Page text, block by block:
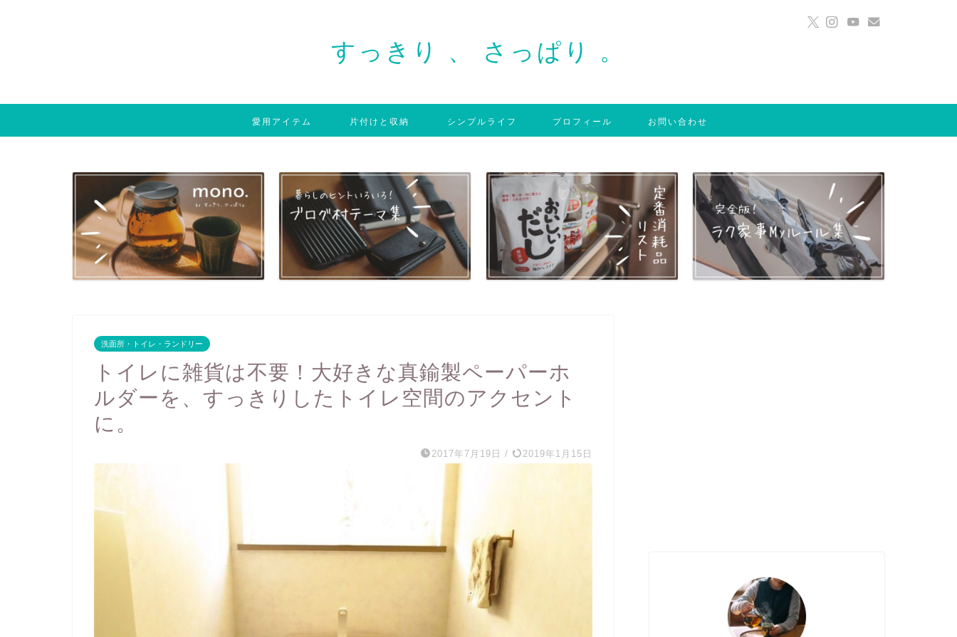
すっきり 、 さっぱり 。
愛用アイテム 片付けと収納 シンプルライフ プロフィール お問い合わせ
洗面所・トイレ・ランドリー
トイレに雑貨は不要！大好きな真鍮製ペーパーホ
ルダーを、すっきりしたトイレ空間のアクセント
に。
2017年7月19日 / 2019年1月15日